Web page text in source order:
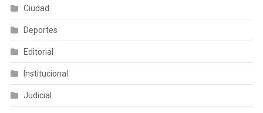
Ciudad
Deportes
Editorial
Institucional
Judicial